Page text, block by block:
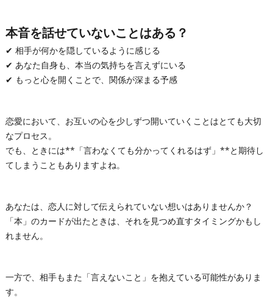
本音を話せていないことはある？
✔ 相手が何かを隠しているように感じる
✔ あなた自身も、本当の気持ちを言えずにいる
✔ もっと心を開くことで、関係が深まる予感
恋愛において、お互いの心を少しずつ開いていくことはとても大切
なプロセス。
でも、ときには**「言わなくても分かってくれるはず」**と期待し
てしまうこともありますよね。
あなたは、恋人に対して伝えられていない想いはありませんか？
「本」のカードが出たときは、それを見つめ直すタイミングかもし
れません。
一方で、相手もまた「言えないこと」を抱えている可能性がありま
す。